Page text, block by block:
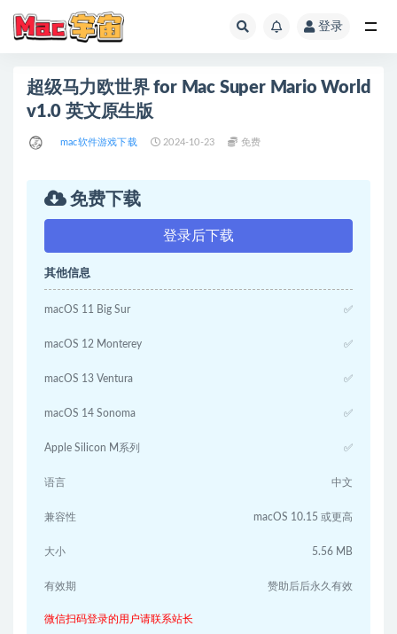
登录
超级马力欧世界 for Mac Super Mario World
v1.0 英文原生版
mac软件游戏下载 2024-10-23 免费
免费下载
登录后下载
其他信息
macOS 11 Big Sur ✅
macOS 12 Monterey ✅
macOS 13 Ventura ✅
macOS 14 Sonoma ✅
Apple Silicon M系列 ✅
语言 中文
兼容性 macOS 10.15 或更高
大小 5.56 MB
有效期 赞助后后永久有效
微信扫码登录的用户请联系站长